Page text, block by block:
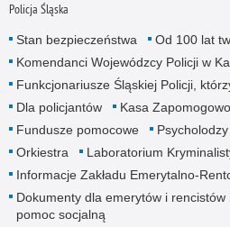
Policja Śląska
Stan bezpieczeństwa
Od 100 lat
Komendanci Wojewódzcy Policji w
Funkcjonariusze Śląskiej Policji,
Dla policjantów
Kasa
Fundusze pomocowe
Orkiestra
Laboratorium
Informacje Zakładu Emerytalno-
Dokumenty dla emerytów i
pomoc socjalną